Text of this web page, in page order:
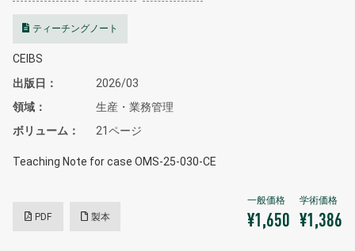
ティーチングノート
CEIBS
出版日
2026/03
領域
生産・業務管理
ボリューム
21ページ
Teaching Note for case OMS-25-030-CE
PDF 製本 ¥1,650 ¥1,386